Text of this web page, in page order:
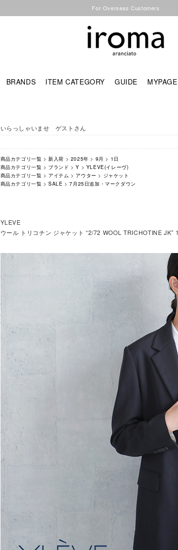
For Overseas Customers
BRANDS ITEM CATEGORY GUIDE MYPAGE
いらっしゃいませ ゲストさん
商品カテゴリ一覧 >新入荷 > 2025年 > 9月 > 1日
商品カテゴリ一覧 > ブランド >Y > YLEVE(イレーヴ)
商品カテゴリ一覧 > アイテム > アウター > ジャケット
商品カテゴリ一覧 >SALE >7月25日追加・マークダウン
YLEVE
ウール トリコチン ジャケット “2/72 WOOL TRICHOTINE JK”